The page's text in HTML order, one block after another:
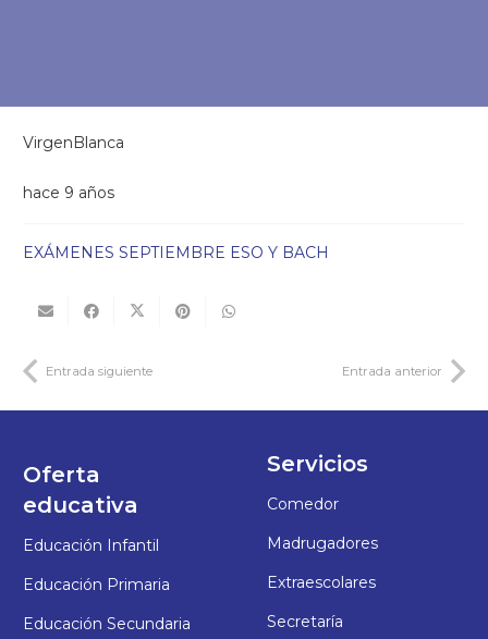
VirgenBlanca
hace 9 años
EXÁMENES SEPTIEMBRE ESO Y BACH
Entrada siguiente Entrada anterior
Oferta
educativa
Educación Infantil
Educación Primaria
Educación Secundaria
Servicios
Comedor
Madrugadores
Extraescolares
Secretaría